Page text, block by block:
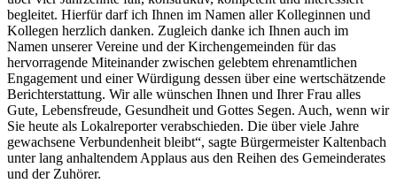
begleitet. Hierfür darf ich Ihnen im Namen aller Kolleginnen und
Kollegen herzlich danken. Zugleich danke ich Ihnen auch im
Namen unserer Vereine und der Kirchengemeinden für das
hervorragende Miteinander zwischen gelebtem ehrenamtlichen
Engagement und einer Würdigung dessen über eine wertschätzende
Berichterstattung. Wir alle wünschen Ihnen und Ihrer Frau alles
Gute, Lebensfreude, Gesundheit und Gottes Segen. Auch, wenn wir
Sie heute als Lokalreporter verabschieden. Die über viele Jahre
gewachsene Verbundenheit bleibt“, sagte Bürgermeister Kaltenbach
unter lang anhaltendem Applaus aus den Reihen des Gemeinderates
und der Zuhörer.